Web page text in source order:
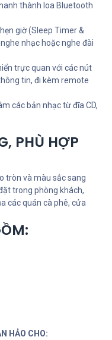
thành loa Bluetooth
giờ (Sleep Timer &
nhạc hoặc nghe đài
trực quan với các nút
tin, đi kèm remote
các bản nhạc từ đĩa CD,
PHÙ HỢP
tròn và màu sắc sang
trong phòng khách,
các quán cà phê, cửa
HẢO CHO: